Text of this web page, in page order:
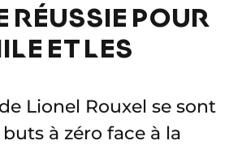
RÉUSSIE POUR
ET LES
Lionel Rouxel se sont
à zéro face à la